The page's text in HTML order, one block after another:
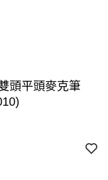
頭平頭麥克筆